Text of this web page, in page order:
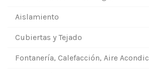
Aislamiento
Cubiertas y Tejado
Fontanería, Calefacción, Aire Acondic